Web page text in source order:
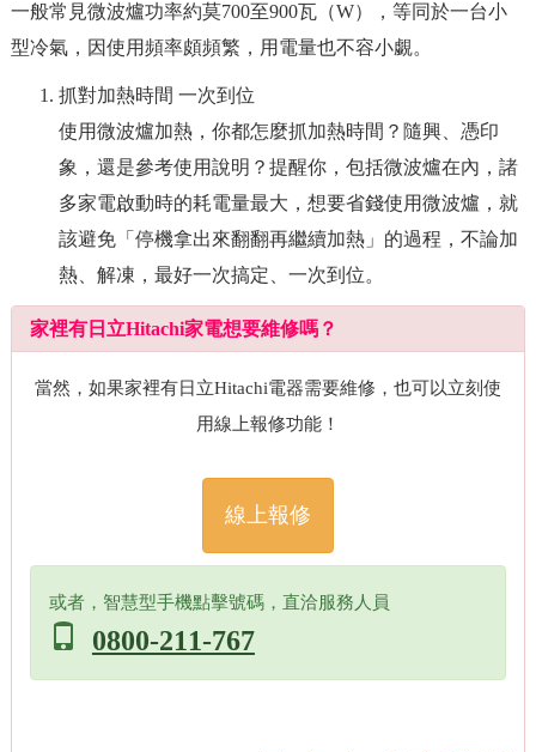
一般常見微波爐功率約莫700至900瓦（W），等同於一台小
型冷氣，因使用頻率頗頻繁，用電量也不容小覷。
抓對加熱時間 一次到位
使用微波爐加熱，你都怎麼抓加熱時間？隨興、憑印
象，還是參考使用說明？提醒你，包括微波爐在內，諸
多家電啟動時的耗電量最大，想要省錢使用微波爐，就
該避免「停機拿出來翻翻再繼續加熱」的過程，不論加
熱、解凍，最好一次搞定、一次到位。
家裡有日立Hitachi家電想要維修嗎？
當然，如果家裡有日立Hitachi電器需要維修，也可以立刻使
用線上報修功能！
線上報修
或者，智慧型手機點擊號碼，直洽服務人員
0800-211-767